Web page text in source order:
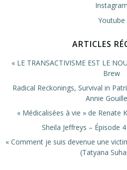
Instagram
Youtube
ARTICLES
« LE TRANSACTIVISME EST LE
Brew
Radical Reckonings, Survival in
Annie
« Médicalisées à vie » de Renate
Sheila Jeffreys – Épisode
« Comment je suis devenue une
(Tatyana